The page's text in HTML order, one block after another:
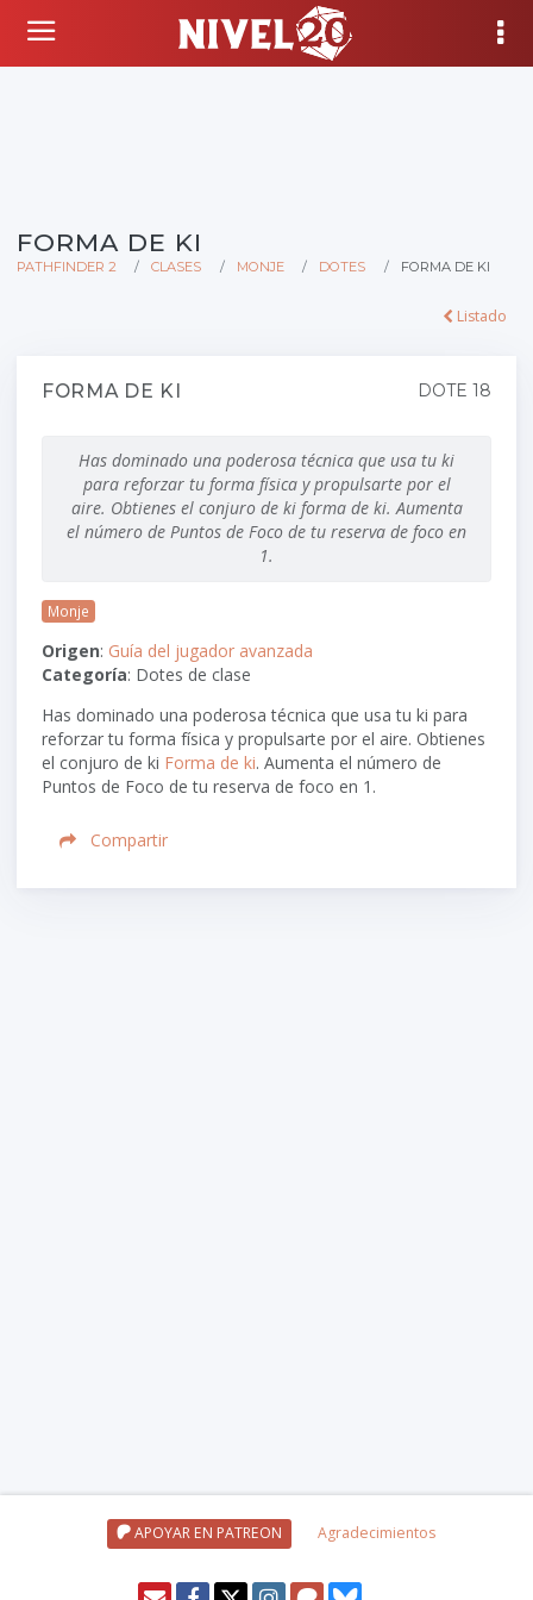
FORMA DE KI
PATHFINDER 2 CLASES MONJE DOTES FORMA DE KI
Listado
FORMA DE KI DOTE 18
Has dominado una poderosa técnica que usa tu ki
para reforzar tu forma física y propulsarte por el
aire. Obtienes el conjuro de ki forma de ki. Aumenta
el número de Puntos de Foco de tu reserva de foco en
1.
Monje
Origen: Guía del jugador avanzada
Categoría: Dotes de clase
Has dominado una poderosa técnica que usa tu ki para
reforzar tu forma física y propulsarte por el aire. Obtienes
el conjuro de ki Forma de ki. Aumenta el número de
Puntos de Foco de tu reserva de foco en 1.
Compartir
APOYAR EN PATREON Agradecimientos